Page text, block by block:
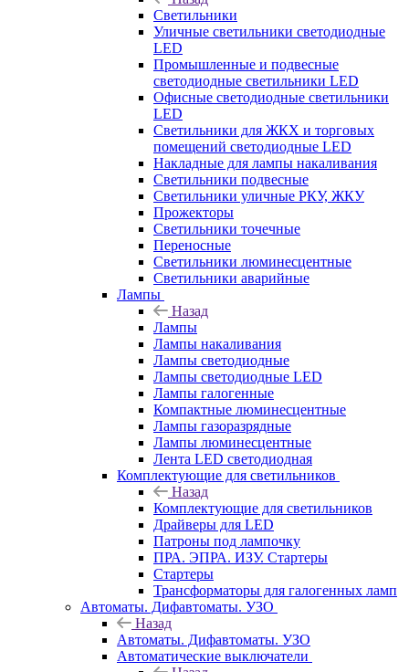
Светильники
Уличные светильники светодиодные
LED
Промышленные и подвесные
светодиодные светильники LED
Офисные светодиодные светильники
LED
Светильники для ЖКХ и торговых
помещений светодиодные LED
Накладные для лампы накаливания
Светильники подвесные
Светильники уличные РКУ, ЖКУ
Прожекторы
Cветильники точечные
Переносные
Светильники люминесцентные
Светильники аварийные
Лампы
Назад
Лампы
Лампы накаливания
Лампы светодиодные
Лампы светодиодные LED
Лампы галогенные
Компактные люминесцентные
Лампы газоразрядные
Лампы люминесцентные
Лента LED светодиодная
Комплектующие для светильников
Назад
Комплектующие для светильников
Драйверы для LED
Патроны под лампочку
ПРА. ЭПРА. ИЗУ. Стартеры
Стартеры
Трансформаторы для галогенных ламп
Автоматы. Дифавтоматы. УЗО
Назад
Автоматы. Дифавтоматы. УЗО
Автоматические выключатели